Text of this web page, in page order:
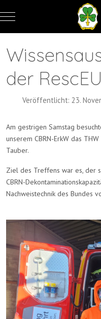
Mobile Menu Toggle
der
Veröffentlicht: 23.
Am gestrigen Samstag
unserem CBRN-ErkW das
Tauber.
Ziel des Treffens war es, der
CBRN-
Nachweistechnik des Bundes